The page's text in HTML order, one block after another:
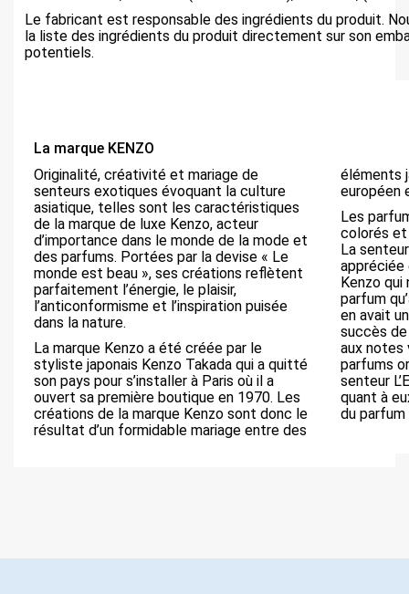
Le fabricant est responsable des ingrédients du produit.
la liste des ingrédients du produit directement sur son
potentiels.
La marque KENZO
Originalité, créativité et mariage de
senteurs exotiques évoquant la culture
asiatique, telles sont les caractéristiques
de la marque de luxe Kenzo, acteur
d’importance dans le monde de la mode et
des parfums. Portées par la devise « Le
monde est beau », ses créations reflètent
parfaitement l’énergie, le plaisir,
l’anticonformisme et l’inspiration puisée
dans la nature.
La marque Kenzo a été créée par le
styliste japonais Kenzo Takada qui a quitté
son pays pour s’installer à Paris où il a
ouvert sa première boutique en 1970. Les
créations de la marque Kenzo sont donc le
résultat d’un formidable mariage entre des
éléments
européen
Les
colorés et
La
appréciée
Kenzo
parfum
en avait
succès
aux notes
parfums
senteur
quant à
du parfum